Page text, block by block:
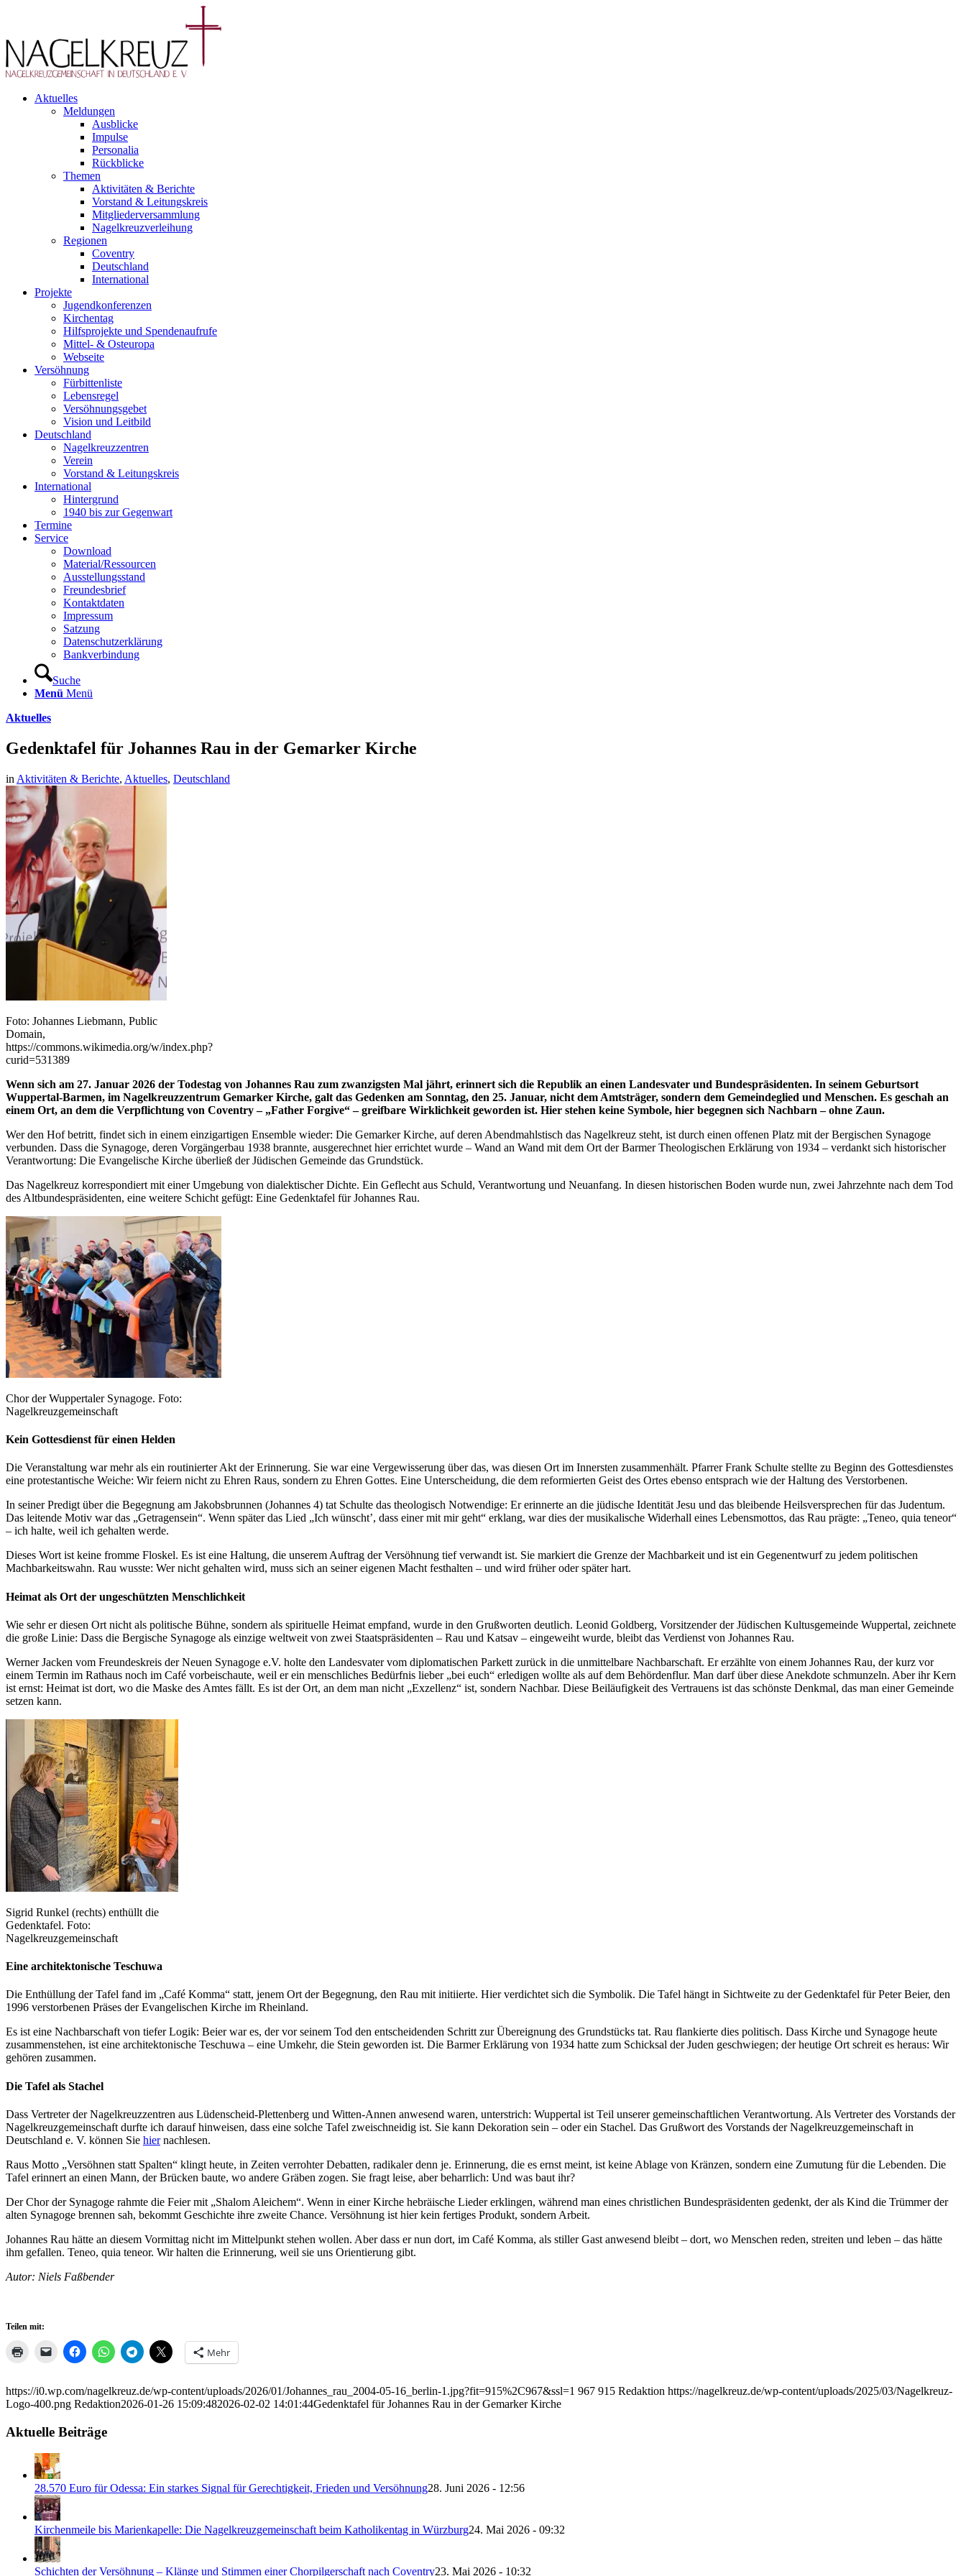
Aktuelles
Meldungen
Ausblicke
Impulse
Personalia
Rückblicke
Themen
Aktivitäten & Berichte
Vorstand & Leitungskreis
Mitgliederversammlung
Nagelkreuzverleihung
Regionen
Coventry
Deutschland
International
Projekte
Jugendkonferenzen
Kirchentag
Hilfsprojekte und Spendenaufrufe
Mittel- & Osteuropa
Webseite
Versöhnung
Fürbittenliste
Lebensregel
Versöhnungsgebet
Vision und Leitbild
Deutschland
Nagelkreuzzentren
Verein
Vorstand & Leitungskreis
International
Hintergrund
1940 bis zur Gegenwart
Termine
Service
Download
Material/Ressourcen
Ausstellungsstand
Freundesbrief
Kontaktdaten
Impressum
Satzung
Datenschutzerklärung
Bankverbindung
Suche
Menü Menü
Aktuelles
Gedenktafel für Johannes Rau in der Gemarker Kirche
in Aktivitäten & Berichte, Aktuelles, Deutschland
Foto: Johannes Liebmann, Public
Domain,
https://commons.wikimedia.org/w/index.php?
curid=531389
Wenn sich am 27. Januar 2026 der Todestag von Johannes Rau zum zwanzigsten Mal jährt, erinnert sich die Republik an einen Landesvater und Bundespräsidenten. In seinem Geburtsort
Wuppertal-Barmen, im Nagelkreuzzentrum Gemarker Kirche, galt das Gedenken am Sonntag, den 25. Januar, nicht dem Amtsträger, sondern dem Gemeindeglied und Menschen. Es geschah an
einem Ort, an dem die Verpflichtung von Coventry – „Father Forgive“ – greifbare Wirklichkeit geworden ist. Hier stehen keine Symbole, hier begegnen sich Nachbarn – ohne Zaun.
Wer den Hof betritt, findet sich in einem einzigartigen Ensemble wieder: Die Gemarker Kirche, auf deren Abendmahlstisch das Nagelkreuz steht, ist durch einen offenen Platz mit der Bergischen Synagoge
verbunden. Dass die Synagoge, deren Vorgängerbau 1938 brannte, ausgerechnet hier errichtet wurde – Wand an Wand mit dem Ort der Barmer Theologischen Erklärung von 1934 – verdankt sich historischer
Verantwortung: Die Evangelische Kirche überließ der Jüdischen Gemeinde das Grundstück.
Das Nagelkreuz korrespondiert mit einer Umgebung von dialektischer Dichte. Ein Geflecht aus Schuld, Verantwortung und Neuanfang. In diesen historischen Boden wurde nun, zwei Jahrzehnte nach dem Tod
des Altbundespräsidenten, eine weitere Schicht gefügt: Eine Gedenktafel für Johannes Rau.
Chor der Wuppertaler Synagoge. Foto:
Nagelkreuzgemeinschaft
Kein Gottesdienst für einen Helden
Die Veranstaltung war mehr als ein routinierter Akt der Erinnerung. Sie war eine Vergewisserung über das, was diesen Ort im Innersten zusammenhält. Pfarrer Frank Schulte stellte zu Beginn des Gottesdienstes
eine protestantische Weiche: Wir feiern nicht zu Ehren Raus, sondern zu Ehren Gottes. Eine Unterscheidung, die dem reformierten Geist des Ortes ebenso entsprach wie der Haltung des Verstorbenen.
In seiner Predigt über die Begegnung am Jakobsbrunnen (Johannes 4) tat Schulte das theologisch Notwendige: Er erinnerte an die jüdische Identität Jesu und das bleibende Heilsversprechen für das Judentum.
Das leitende Motiv war das „Getragensein“. Wenn später das Lied „Ich wünscht’, dass einer mit mir geht“ erklang, war dies der musikalische Widerhall eines Lebensmottos, das Rau prägte: „Teneo, quia teneor“
– ich halte, weil ich gehalten werde.
Dieses Wort ist keine fromme Floskel. Es ist eine Haltung, die unserem Auftrag der Versöhnung tief verwandt ist. Sie markiert die Grenze der Machbarkeit und ist ein Gegenentwurf zu jedem politischen
Machbarkeitswahn. Rau wusste: Wer nicht gehalten wird, muss sich an seiner eigenen Macht festhalten – und wird früher oder später hart.
Heimat als Ort der ungeschützten Menschlichkeit
Wie sehr er diesen Ort nicht als politische Bühne, sondern als spirituelle Heimat empfand, wurde in den Grußworten deutlich. Leonid Goldberg, Vorsitzender der Jüdischen Kultusgemeinde Wuppertal, zeichnete
die große Linie: Dass die Bergische Synagoge als einzige weltweit von zwei Staatspräsidenten – Rau und Katsav – eingeweiht wurde, bleibt das Verdienst von Johannes Rau.
Werner Jacken vom Freundeskreis der Neuen Synagoge e.V. holte den Landesvater vom diplomatischen Parkett zurück in die unmittelbare Nachbarschaft. Er erzählte von einem Johannes Rau, der kurz vor
einem Termin im Rathaus noch im Café vorbeischaute, weil er ein menschliches Bedürfnis lieber „bei euch“ erledigen wollte als auf dem Behördenflur. Man darf über diese Anekdote schmunzeln. Aber ihr Kern
ist ernst: Heimat ist dort, wo die Maske des Amtes fällt. Es ist der Ort, an dem man nicht „Exzellenz“ ist, sondern Nachbar. Diese Beiläufigkeit des Vertrauens ist das schönste Denkmal, das man einer Gemeinde
setzen kann.
Sigrid Runkel (rechts) enthüllt die
Gedenktafel. Foto:
Nagelkreuzgemeinschaft
Eine architektonische Teschuwa
Die Enthüllung der Tafel fand im „Café Komma“ statt, jenem Ort der Begegnung, den Rau mit initiierte. Hier verdichtet sich die Symbolik. Die Tafel hängt in Sichtweite zu der Gedenktafel für Peter Beier, den
1996 verstorbenen Präses der Evangelischen Kirche im Rheinland.
Es ist eine Nachbarschaft von tiefer Logik: Beier war es, der vor seinem Tod den entscheidenden Schritt zur Übereignung des Grundstücks tat. Rau flankierte dies politisch. Dass Kirche und Synagoge heute
zusammenstehen, ist eine architektonische Teschuwa – eine Umkehr, die Stein geworden ist. Die Barmer Erklärung von 1934 hatte zum Schicksal der Juden geschwiegen; der heutige Ort schreit es heraus: Wir
gehören zusammen.
Die Tafel als Stachel
Dass Vertreter der Nagelkreuzzentren aus Lüdenscheid-Plettenberg und Witten-Annen anwesend waren, unterstrich: Wuppertal ist Teil unserer gemeinschaftlichen Verantwortung. Als Vertreter des Vorstands der
Nagelkreuzgemeinschaft durfte ich darauf hinweisen, dass eine solche Tafel zweischneidig ist. Sie kann Dekoration sein – oder ein Stachel. Das Grußwort des Vorstands der Nagelkreuzgemeinschaft in
Deutschland e. V. können Sie hiernachlesen.
Raus Motto „Versöhnen statt Spalten“ klingt heute, in Zeiten verrohter Debatten, radikaler denn je. Erinnerung, die es ernst meint, ist keine Ablage von Kränzen, sondern eine Zumutung für die Lebenden. Die
Tafel erinnert an einen Mann, der Brücken baute, wo andere Gräben zogen. Sie fragt leise, aber beharrlich: Und was baut ihr?
Der Chor der Synagoge rahmte die Feier mit „Shalom Aleichem“. Wenn in einer Kirche hebräische Lieder erklingen, während man eines christlichen Bundespräsidenten gedenkt, der als Kind die Trümmer der
alten Synagoge brennen sah, bekommt Geschichte ihre zweite Chance. Versöhnung ist hier kein fertiges Produkt, sondern Arbeit.
Johannes Rau hätte an diesem Vormittag nicht im Mittelpunkt stehen wollen. Aber dass er nun dort, im Café Komma, als stiller Gast anwesend bleibt – dort, wo Menschen reden, streiten und leben – das hätte
ihm gefallen. Teneo, quia teneor. Wir halten die Erinnerung, weil sie uns Orientierung gibt.
Autor: Niels Faßbender
Teilen mit:
Mehr
https://i0.wp.com/nagelkreuz.de/wp-content/uploads/2026/01/Johannes_rau_2004-05-16_berlin-1.jpg?fit=915%2C967&ssl=1 967 915 Redaktion https://nagelkreuz.de/wp-content/uploads/2025/03/Nagelkreuz-
Logo-400.png Redaktion2026-01-26 15:09:482026-02-02 14:01:44Gedenktafel für Johannes Rau in der Gemarker Kirche
Aktuelle Beiträge
28.570 Euro für Odessa: Ein starkes Signal für Gerechtigkeit, Frieden und Versöhnung28. Juni 2026 - 12:56
Kirchenmeile bis Marienkapelle: Die Nagelkreuzgemeinschaft beim Katholikentag in Würzburg24. Mai 2026 - 09:32
Schichten der Versöhnung – Klänge und Stimmen einer Chorpilgerschaft nach Coventry23. Mai 2026 - 10:32